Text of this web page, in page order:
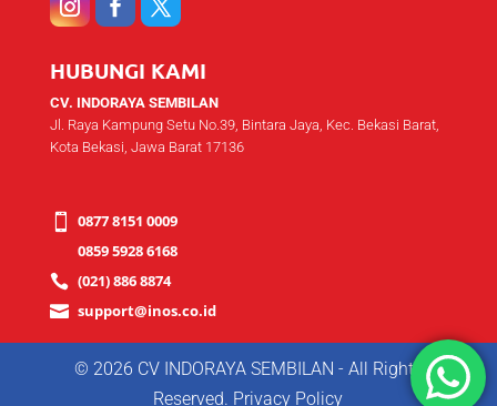
HUBUNGI KAMI
CV. INDORAYA SEMBILAN
Jl. Raya Kampung Setu No.39, Bintara Jaya, Kec. Bekasi Barat,
Kota Bekasi, Jawa Barat 17136

0877 8151 0009
0859 5928 6168
 (021) 886 8874
 support@inos.co.id
© 2026 CV INDORAYA SEMBILAN - All Rights
Reserved. Privacy Policy